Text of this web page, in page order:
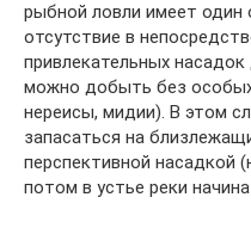
рыбной ловли имеет один
отсутствие в
привлекательных
можно добыть без
нереисы, мидии). В этом
запасаться на
перспективной насадкой
потом в устье реки